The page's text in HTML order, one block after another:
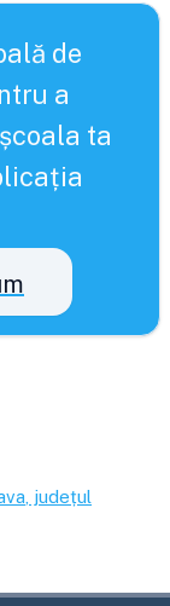
de
a
ta
, județul